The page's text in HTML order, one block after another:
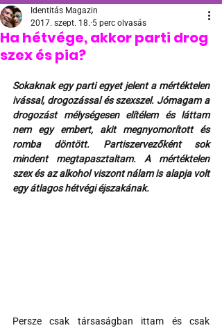
Ha hétvége, akkor parti drog
szex és pia?
Identitás Magazin
2017. szept. 18. 5 perc olvasás
Sokaknak egy parti egyet jelent a mértéktelen
ivással, drogozással és szexszel. Jómagam a
drogozást mélységesen elítélem és láttam
nem egy embert, akit megnyomorított és
romba döntött. Partiszervezőként sok
mindent megtapasztaltam. A mértéktelen
szex és az alkohol viszont nálam is alapja volt
egy átlagos hétvégi éjszakának.
Persze csak társaságban ittam és csak